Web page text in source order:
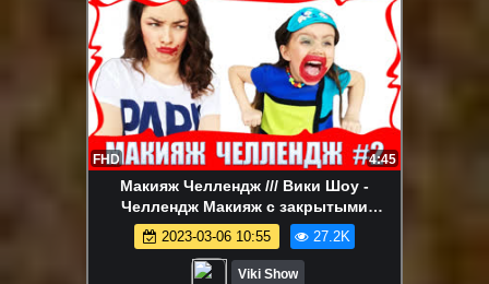
FHD 4:45
Макияж Челлендж /// Вики Шоу -
Челлендж Макияж с закрытыми
глазами. Часть #2 /// Makeup Challenge
2023-03-06 10:55 27.2K
Viki Show